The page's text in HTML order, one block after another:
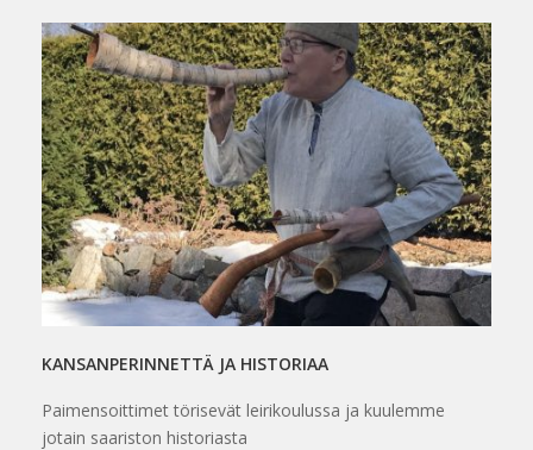
KANSANPERINNETTÄ JA HISTORIAA
Paimensoittimet törisevät leirikoulussa ja kuulemme
jotain saariston historiasta